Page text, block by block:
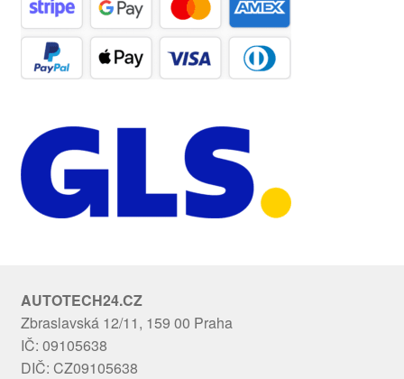
AUTOTECH24.CZ
Zbraslavská 12/11, 159 00 Praha
IČ: 09105638
DIČ: CZ09105638